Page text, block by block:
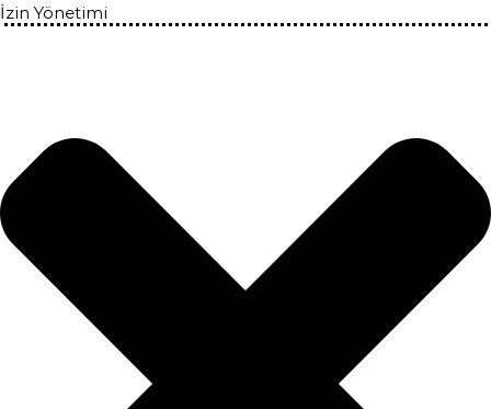
İzin Yönetimi